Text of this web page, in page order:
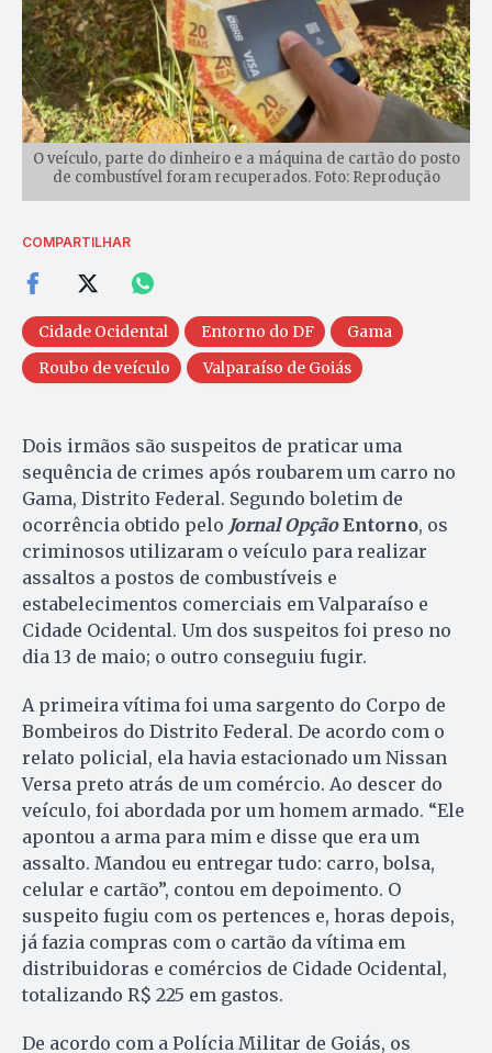
O veículo, parte do dinheiro e a máquina de cartão do posto
de combustível foram recuperados. Foto: Reprodução
COMPARTILHAR
Cidade Ocidental Entorno do DF
Gama
Roubo de veículo
Valparaíso de Goiás
Dois irmãos são suspeitos de praticar uma
sequência de crimes após roubarem um carro no
Gama, Distrito Federal. Segundo boletim de
ocorrência obtido pelo Jornal OpçãoEntorno, os
criminosos utilizaram o veículo para realizar
assaltos a postos de combustíveis e
estabelecimentos comerciais em Valparaíso e
Cidade Ocidental. Um dos suspeitos foi preso no
dia 13 de maio; o outro conseguiu fugir.
A primeira vítima foi uma sargento do Corpo de
Bombeiros do Distrito Federal. De acordo com o
relato policial, ela havia estacionado um Nissan
Versa preto atrás de um comércio. Ao descer do
veículo, foi abordada por um homem armado. “Ele
apontou a arma para mim e disse que era um
assalto. Mandou eu entregar tudo: carro, bolsa,
celular e cartão”, contou em depoimento. O
suspeito fugiu com os pertences e, horas depois,
já fazia compras com o cartão da vítima em
distribuidoras e comércios de Cidade Ocidental,
totalizando R$ 225 em gastos.
De acordo com a Polícia Militar de Goiás, os